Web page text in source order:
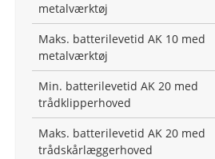
metalværktøj
Maks. batterilevetid AK 10 med
metalværktøj
Min. batterilevetid AK 20 med
trådklipperhoved
Maks. batterilevetid AK 20 med
trådskårlæggerhoved